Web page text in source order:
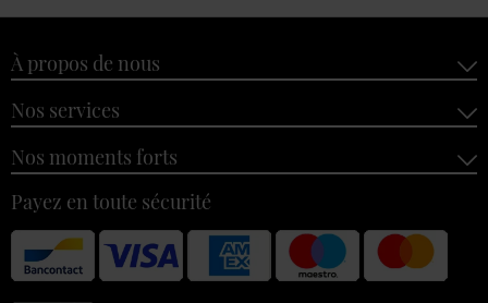
À propos de nous
Nos services
Nos moments forts
Payez en toute sécurité